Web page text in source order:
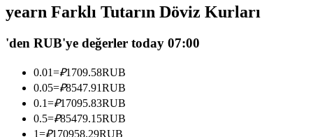
yearn Farklı Tutarın Döviz Kurları
'den RUB'ye değerler today 07:00
0.01=₽1709.58RUB
0.05=₽8547.91RUB
0.1=₽17095.83RUB
0.5=₽85479.15RUB
1=₽170958.29RUB